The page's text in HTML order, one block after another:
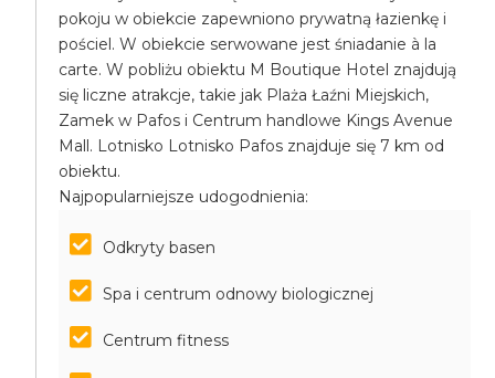
pokoju w obiekcie zapewniono prywatną łazienkę i
pościel. W obiekcie serwowane jest śniadanie à la
carte. W pobliżu obiektu M Boutique Hotel znajdują
się liczne atrakcje, takie jak Plaża Łaźni Miejskich,
Zamek w Pafos i Centrum handlowe Kings Avenue
Mall. Lotnisko Lotnisko Pafos znajduje się 7 km od
obiektu.
Najpopularniejsze udogodnienia:
Odkryty basen
Spa i centrum odnowy biologicznej
Centrum fitness